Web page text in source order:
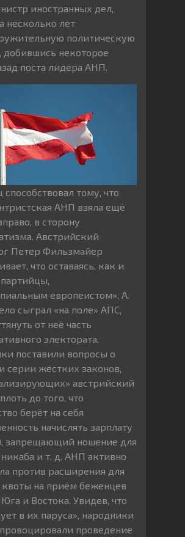
иностранных дел,
несколько лет
политическую
добившись некоторое
поста лидера АНП.
способствовал тому, что
АНП взяла ещё
в сторону
Австрийский
Петер Фильзмайер
что оставаясь, как и
европеистом», А.
сыграл «на поле» АПС,
от неё часть
электората.
поставили вопросы о
серии жёстких законов,
австрийский
до того, что
берёт на себя
начислять зарплату
запрещающий ношение для
и т. д. АНП активно
против расширения для
на приём беженцев
Юга и Востока. Увидев, что
в их паруса», народники
проведение